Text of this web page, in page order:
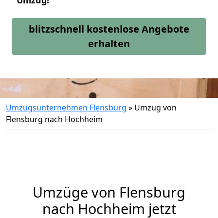
blitzschnell kostenlose Angebote
erhalten
Umzugsunternehmen Flensburg » Umzug von
Flensburg nach Hochheim
Umzüge von Flensburg
nach Hochheim jetzt